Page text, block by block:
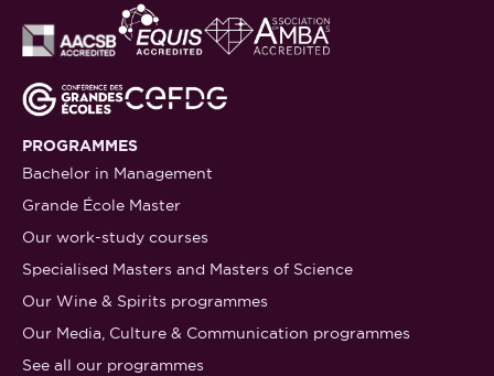
PROGRAMMES
Bachelor in Management
Grande École Master
Our work-study courses
Specialised Masters and Masters of Science
Our Wine & Spirits programmes
Our Media, Culture & Communication programmes
See all our programmes